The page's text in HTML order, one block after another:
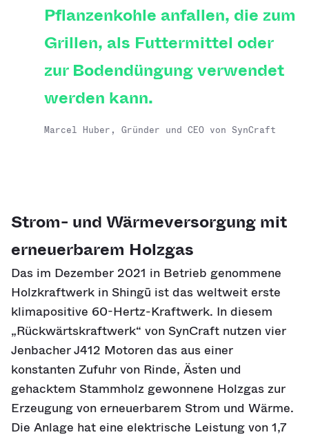
Pflanzenkohle anfallen, die zum
Grillen, als Futtermittel oder
zur Bodendüngung verwendet
werden kann.
Marcel Huber, Gründer und CEO von SynCraft
Strom- und Wärmeversorgung mit
erneuerbarem Holzgas
Das im Dezember 2021 in Betrieb genommene
Holzkraftwerk in Shingū ist das weltweit erste
klimapositive 60-Hertz-Kraftwerk. In diesem
„Rückwärtskraftwerk“ von SynCraft nutzen vier
Jenbacher J412 Motoren das aus einer
konstanten Zufuhr von Rinde, Ästen und
gehacktem Stammholz gewonnene Holzgas zur
Erzeugung von erneuerbarem Strom und Wärme.
Die Anlage hat eine elektrische Leistung von 1,7